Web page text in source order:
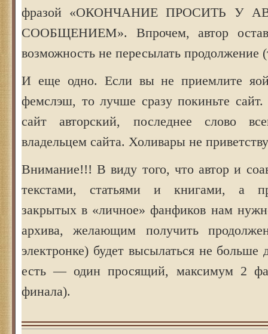
фразой «ОКОНЧАНИЕ ПРОСИТЬ У
СООБЩЕНИЕМ». Впрочем, автор
возможность не пересылать продолжение
И еще одно. Если вы не приемлите
фемслэш, то лучше сразу покиньте
сайт авторский, последнее слово
владельцем сайта. Холивары не
Внимание!!! В виду того, что автор и
текстами, статьями и книгами, а
закрытых в «личное» фанфиков нам
архива, желающим получить
электронке) будет высылаться не больше
есть — один просящий, максимум 2
финала).